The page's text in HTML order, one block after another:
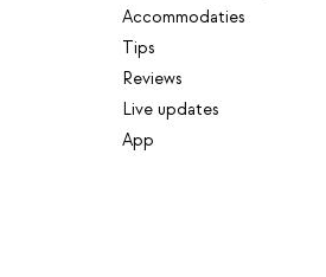
Accommodaties
Tips
Reviews
Live updates
App